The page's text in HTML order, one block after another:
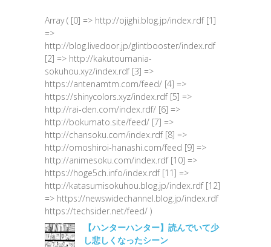
Array ( [0] => http://ojighi.blog.jp/index.rdf [1]
=>
http://blog.livedoor.jp/glintbooster/index.rdf
[2] => http://kakutoumania-
sokuhou.xyz/index.rdf [3] =>
https://antenamtm.com/feed/ [4] =>
https://shinycolors.xyz/index.rdf [5] =>
http://rai-den.com/index.rdf/ [6] =>
http://bokumato.site/feed/ [7] =>
http://chansoku.com/index.rdf [8] =>
http://omoshiroi-hanashi.com/feed [9] =>
http://animesoku.com/index.rdf [10] =>
https://hoge5ch.info/index.rdf [11] =>
http://katasumisokuhou.blog.jp/index.rdf [12]
=> https://newswidechannel.blog.jp/index.rdf
https://techsider.net/feed/ )
【ハンターハンター】読んでいて少
し悲しくなったシーン